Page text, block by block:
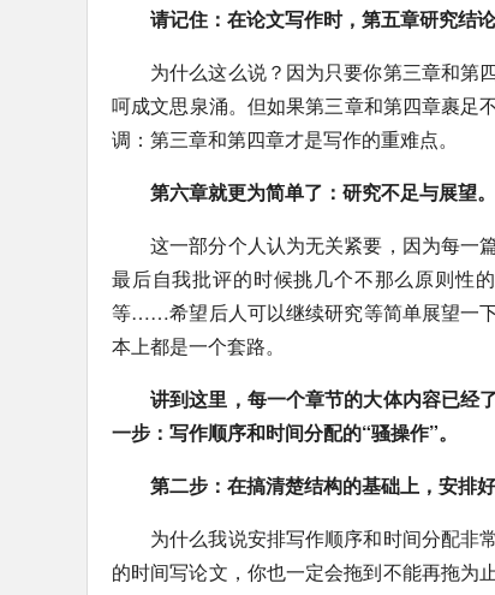
请记住：在论文写作时，第五章研究结
为什么这么说？因为只要你第三章和第
呵成文思泉涌。但如果第三章和第四章裹足
调：第三章和第四章才是写作的重难点。
第六章就更为简单了：研究不足与展望。
这一部分个人认为无关紧要，因为每一
最后自我批评的时候挑几个不那么原则性
等……希望后人可以继续研究等简单展望一
本上都是一个套路。
讲到这里，每一个章节的大体内容已经
一步：写作顺序和时间分配的“骚操作”。
第二步：在搞清楚结构的基础上，安排
为什么我说安排写作顺序和时间分配非
的时间写论文，你也一定会拖到不能再拖为